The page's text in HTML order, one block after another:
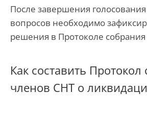
После завершения
вопросов необходимо
решения в Протоколе
Как составить Протокол
членов СНТ о